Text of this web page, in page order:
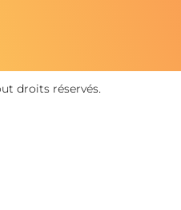
droits réservés.